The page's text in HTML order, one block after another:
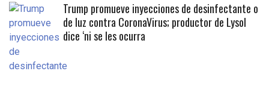
Trump promueve inyecciones de desinfectante o
de luz contra CoronaVirus; productor de Lysol
dice ‘ni se les ocurra